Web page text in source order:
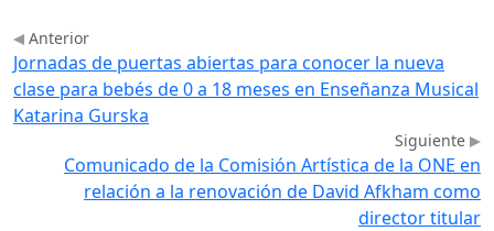
Anterior
Jornadas de puertas abiertas para conocer la nueva
clase para bebés de 0 a 18 meses en Enseñanza Musical
Katarina Gurska
Siguiente
Comunicado de la Comisión Artística de la ONE en
relación a la renovación de David Afkham como
director titular